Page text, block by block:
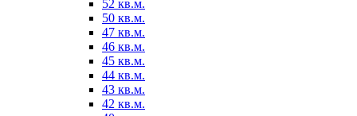
52 кв.м.
50 кв.м.
47 кв.м.
46 кв.м.
45 кв.м.
44 кв.м.
43 кв.м.
42 кв.м.